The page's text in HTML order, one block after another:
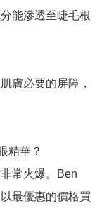
能滲透至睫毛根
膚必要的屏障，
精華？
常火爆。Ben
最優惠的價格買